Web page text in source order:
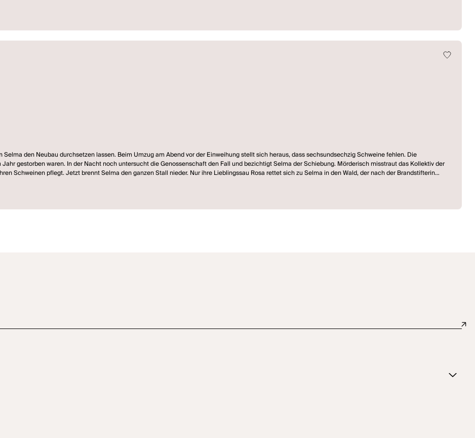
sie aus. Bei solchen Zuständen ist Odysseus, der einzig Gesunde auf Ithaka, ein Außenseiter, der sich leicht zum Unhold stilisieren lässt. Er möchte sein
die Macht zurückzugewinnen, kommt er auf die Idee, gegen den vom Schorf verursachten Juckreiz fürs Volk öffentliche Kratzmaschinen einzurichten. Er
Plan. Gleich darauf wird er ermordet. Telemachos heiratet Penelope und errichtet eine Diktatur, und zwar mit Hilfe von Odysseus' Kratzmaschinen, die er
als Lohn zu oder enthält sie ihnen als Strafe vor. Die höhere Instanz, auf die er sich zur Legitimation seiner Herrschaft beruft, ist der schon zum Mythos
den Neubau durchsetzen lassen. Beim Umzug am Abend vor der Einweihung stellt sich heraus, dass sechsundsechzig Schweine fehlen. Die
gestorben waren. In der Nacht noch untersucht die Genossenschaft den Fall und bezichtigt Selma der Schiebung. Mörderisch misstraut das Kollektiv der
Schweinen pflegt. Jetzt brennt Selma den ganzen Stall nieder. Nur ihre Lieblingssau Rosa rettet sich zu Selma in den Wald, der nach der Brandstifterin